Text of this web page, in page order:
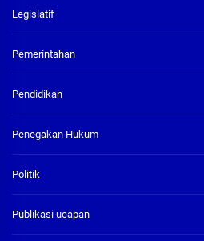
Legislatif
Pemerintahan
Pendidikan
Penegakan Hukum
Politik
Publikasi ucapan